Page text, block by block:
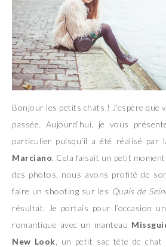
Bonjour les petits chats ! J’espère que
passée. Aujourd’hui, je vous
particulier puisqu’il a été réalisé par
Marciano. Cela faisait un petit
des photos, nous avons profité de
faire un shooting sur les Quais de
résultat. Je portais pour l’occasion
romantique avec un manteau
New Look , un petit sac tête de chat